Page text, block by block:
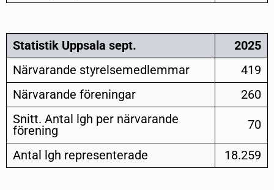
Statistik Uppsala sept.
2025
Närvarande styrelsemedlemmar
419
Närvarande föreningar
260
Snitt. Antal lgh per närvarande
förening 70
Antal lgh representerade 18.259